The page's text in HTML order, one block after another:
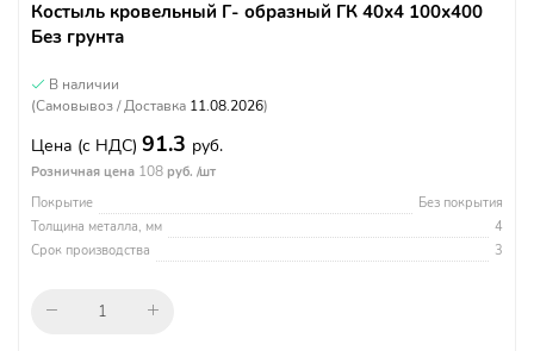
Костыль кровельный Г- образный ГК 40х4 100х400
Без грунта
В наличии
(Самовывоз / Доставка 11.08.2026)
Цена (с НДС) 91.3 руб.
Розничная цена 108 руб. /шт
Покрытие
Без покрытия
Толщина металла, мм
4
Срок производства
3